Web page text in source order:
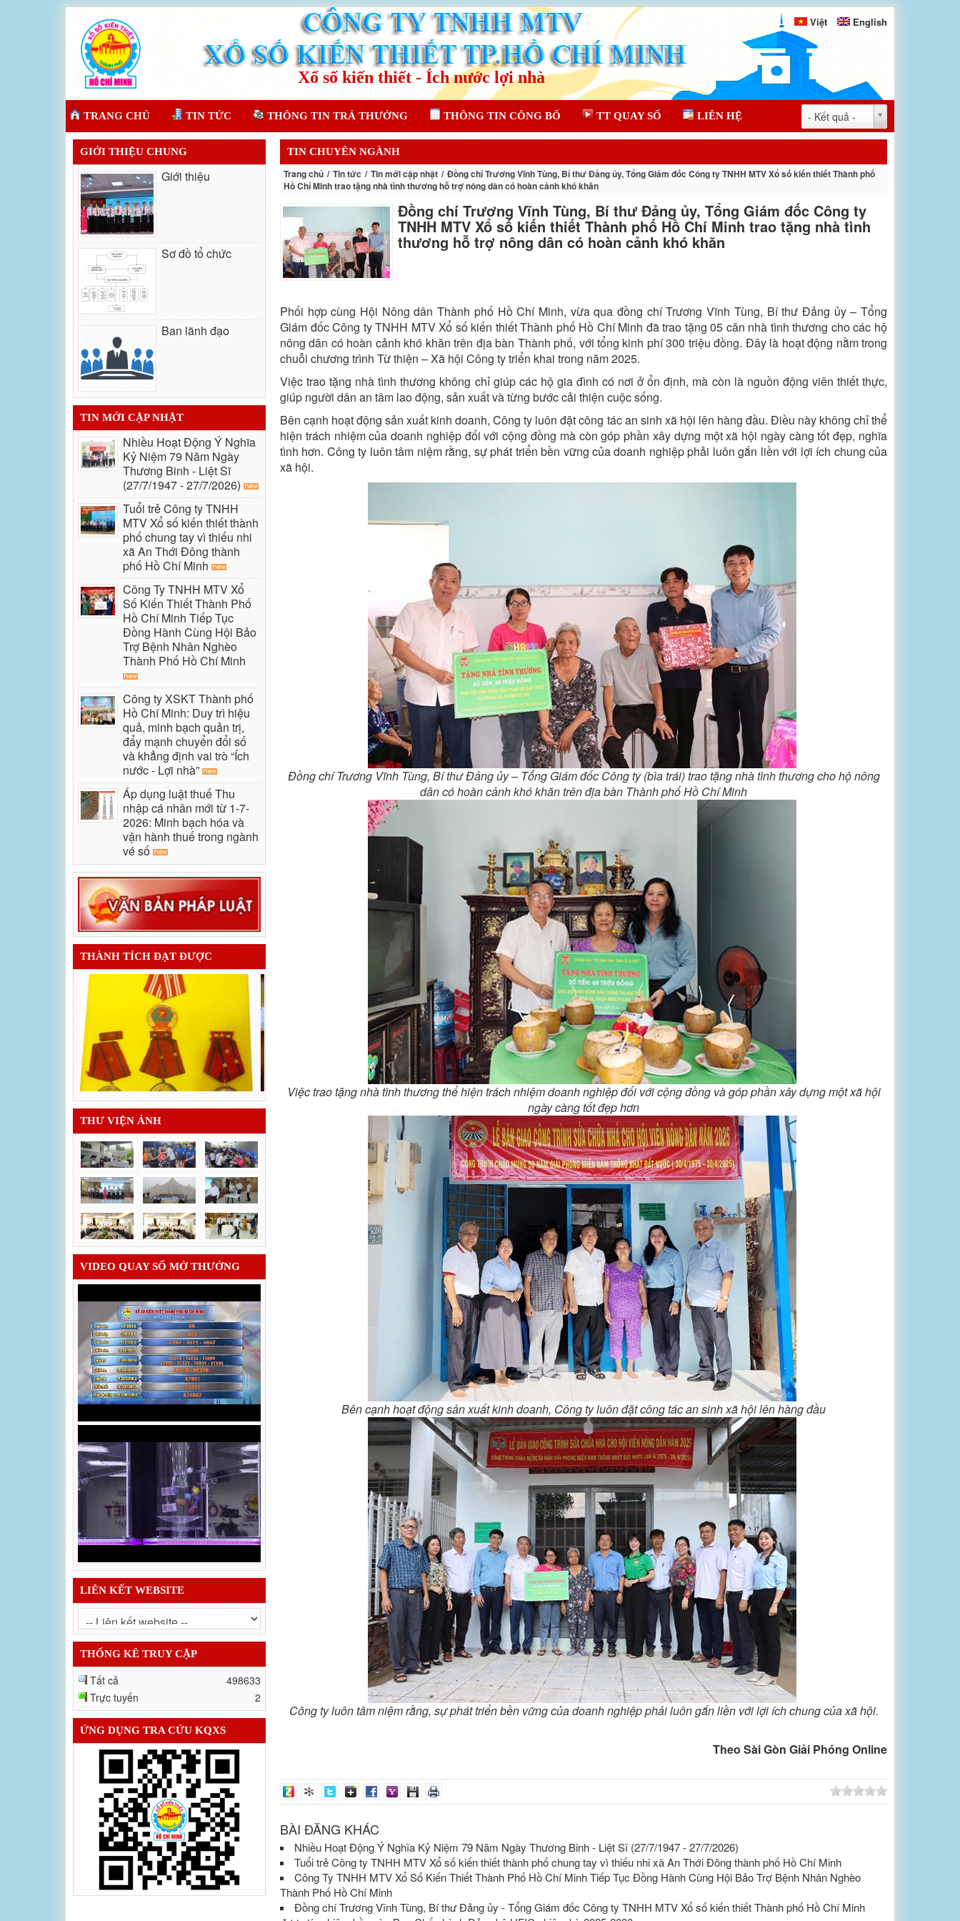
Việt English
TRANG CHỦ TIN TỨC THÔNG TIN TRẢ THƯỞNG THÔNG TIN CÔNG BỐ TT QUAY SỐ LIÊN HỆ - Kết quả -
TIN CHUYÊN NGÀNH
Trang chủ Tin tức Tin mới cập nhật
Đồng chí Trương Vĩnh Tùng, Bí thư Đảng ủy, Tổng Giám đốc Công ty TNHH MTV Xổ số kiến thiết Thành phố
Hồ Chí Minh trao tặng nhà tình thương hỗ trợ nông dân có hoàn cảnh khó khăn
Đồng chí Trương Vĩnh Tùng, Bí thư Đảng ủy, Tổng Giám đốc Công ty
TNHH MTV Xổ số kiến thiết Thành phố Hồ Chí Minh trao tặng nhà tình
thương hỗ trợ nông dân có hoàn cảnh khó khăn
Phối hợp cùng Hội Nông dân Thành phố Hồ Chí Minh, vừa qua đồng chí Trương Vĩnh Tùng, Bí thư Đảng ủy – Tổng
Giám đốc Công ty TNHH MTV Xổ số kiến thiết Thành phố Hồ Chí Minh đã trao tặng 05 căn nhà tình thương cho các hộ
nông dân có hoàn cảnh khó khăn trên địa bàn Thành phố, với tổng kinh phí 300 triệu đồng. Đây là hoạt động nằm trong
chuỗi chương trình Từ thiện – Xã hội Công ty triển khai trong năm 2025.
Việc trao tặng nhà tình thương không chỉ giúp các hộ gia đình có nơi ở ổn định, mà còn là nguồn động viên thiết thực,
giúp người dân an tâm lao động, sản xuất và từng bước cải thiện cuộc sống.
Bên cạnh hoạt động sản xuất kinh doanh, Công ty luôn đặt công tác an sinh xã hội lên hàng đầu. Điều này không chỉ thể
hiện trách nhiệm của doanh nghiệp đối với cộng đồng mà còn góp phần xây dựng một xã hội ngày càng tốt đẹp, nghĩa
tình hơn. Công ty luôn tâm niệm rằng, sự phát triển bền vững của doanh nghiệp phải luôn gắn liền với lợi ích chung của
xã hội.
Đồng chí Trương Vĩnh Tùng, Bí thư Đảng ủy – Tổng Giám đốc Công ty (bìa trái) trao tặng nhà tình thương cho hộ nông
dân có hoàn cảnh khó khăn trên địa bàn Thành phố Hồ Chí Minh
Việc trao tặng nhà tình thương thể hiện trách nhiệm doanh nghiệp đối với cộng đồng và góp phần xây dựng một xã hội
ngày càng tốt đẹp hơn
Bên cạnh hoạt động sản xuất kinh doanh, Công ty luôn đặt công tác an sinh xã hội lên hàng đầu
Công ty luôn tâm niệm rằng, sự phát triển bền vững của doanh nghiệp phải luôn gắn liền với lợi ích chung của xã hội.
Theo Sài Gòn Giải Phóng Online
BÀI ĐĂNG KHÁC
Nhiều Hoạt Động Ý Nghĩa Kỷ Niệm 79 Năm Ngày Thương Binh - Liệt Sĩ (27/7/1947 - 27/7/2026)
Tuổi trẻ Công ty TNHH MTV Xổ số kiến thiết thành phố chung tay vì thiếu nhi xã An Thới Đông thành phố Hồ Chí Minh
Công Ty TNHH MTV Xổ Số Kiến Thiết Thành Phố Hồ Chí Minh Tiếp Tục Đồng Hành Cùng Hội Bảo Trợ Bệnh Nhân Nghèo
Thành Phố Hồ Chí Minh
Đồng chí Trương Vĩnh Tùng, Bí thư Đảng ủy - Tổng Giám đốc Công ty TNHH MTV Xổ số kiến thiết Thành phố Hồ Chí Minh
GIỚI THIỆU CHUNG
Giới thiệu
Sơ đồ tổ chức
Ban lãnh đạo
TIN MỚI CẬP NHẬT
Nhiều Hoạt Động Ý Nghĩa
Kỷ Niệm 79 Năm Ngày
Thương Binh - Liệt Sĩ
(27/7/1947 - 27/7/2026)
Tuổi trẻ Công ty TNHH
MTV Xổ số kiến thiết thành
phố chung tay vì thiếu nhi
xã An Thới Đông thành
phố Hồ Chí Minh
Công Ty TNHH MTV Xổ
Số Kiến Thiết Thành Phố
Hồ Chí Minh Tiếp Tục
Đồng Hành Cùng Hội Bảo
Trợ Bệnh Nhân Nghèo
Thành Phố Hồ Chí Minh
Công ty XSKT Thành phố
Hồ Chí Minh: Duy trì hiệu
quả, minh bạch quản trị,
đẩy mạnh chuyển đổi số
và khẳng định vai trò “Ích
nước - Lợi nhà”
Áp dụng luật thuế Thu
nhập cá nhân mới từ 1-7-
2026: Minh bạch hóa và
vận hành thuế trong ngành
vé số
THÀNH TÍCH ĐẠT ĐƯỢC
THƯ VIỆN ẢNH
VIDEO QUAY SỐ MỞ THƯỞNG
LIÊN KẾT WEBSITE
THỐNG KÊ TRUY CẬP
Tất cả
498633
Trực tuyến
2
ỨNG DỤNG TRA CỨU KQXS